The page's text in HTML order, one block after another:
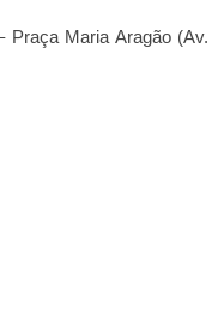
Praça Maria Aragão (Av.